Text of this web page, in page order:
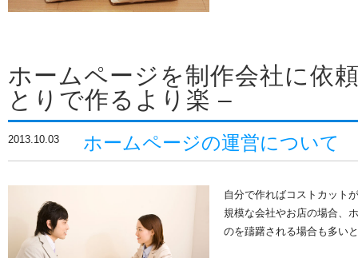
ホームページを制作会社に依
とりで作るより楽 –
2013.10.03 ホームページの運営について
自分で作ればコストカット
規模な会社やお店の場合、
のを躊躇される場合も多い